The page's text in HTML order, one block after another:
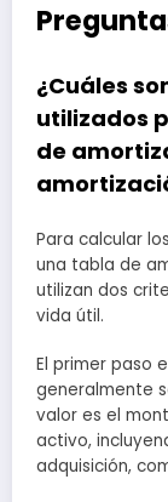
¿Cuáles
utilizados
de
Para calcular
una tabla de
utilizan dos
vida útil.
El primer paso
generalmente
valor es el
activo,
adquisición,